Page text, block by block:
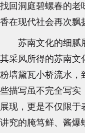
找回洞庭碧螺春的老
香在现代社会再次飘
苏南文化的细腻
其采风所得的苏南
粉墙黛瓦小桥流水，
些描写虽不完全写实
展现，更是不仅限
讲究的腌笃鲜、酱爆